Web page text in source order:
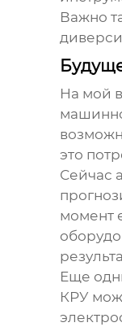
Важно
На мой
это
Сейчас
момент
Еще
КРУ